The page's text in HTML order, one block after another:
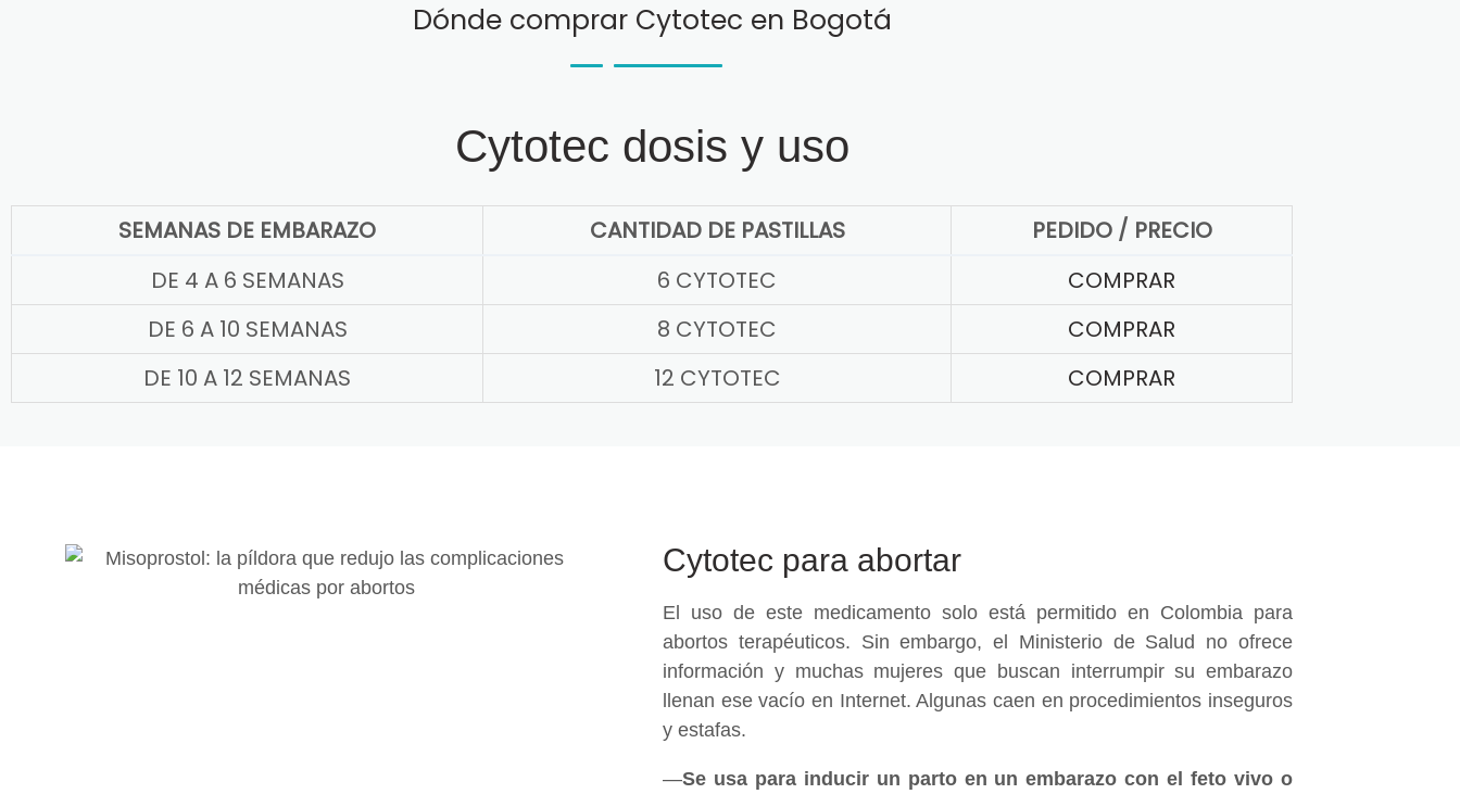
Dónde comprar Cytotec en Bogotá
Cytotec dosis y uso
SEMANAS DE EMBARAZO CANTIDAD DE PASTILLAS
PEDIDO / PRECIO
DE 4 A 6 SEMANAS
6 CYTOTEC
COMPRAR
DE 6 A 10 SEMANAS
8 CYTOTEC
COMPRAR
DE 10 A 12 SEMANAS
12 CYTOTEC COMPRAR
Cytotec para abortar
El uso de este medicamento solo está permitido en Colombia para
abortos terapéuticos. Sin embargo, el Ministerio de Salud no ofrece
información y muchas mujeres que buscan interrumpir su embarazo
llenan ese vacío en Internet. Algunas caen en procedimientos inseguros
y estafas.
—Se usa para inducir un parto en un embarazo con el feto vivo o